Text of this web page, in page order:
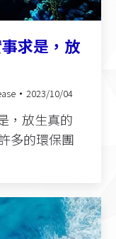
求是，放
2023/10/04
，放生真的
多的環保團